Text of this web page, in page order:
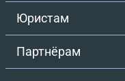
Юристам
Партнёрам